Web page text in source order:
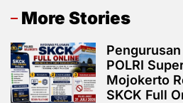
More Stories
POLRI
Mojokerto
SKCK Full